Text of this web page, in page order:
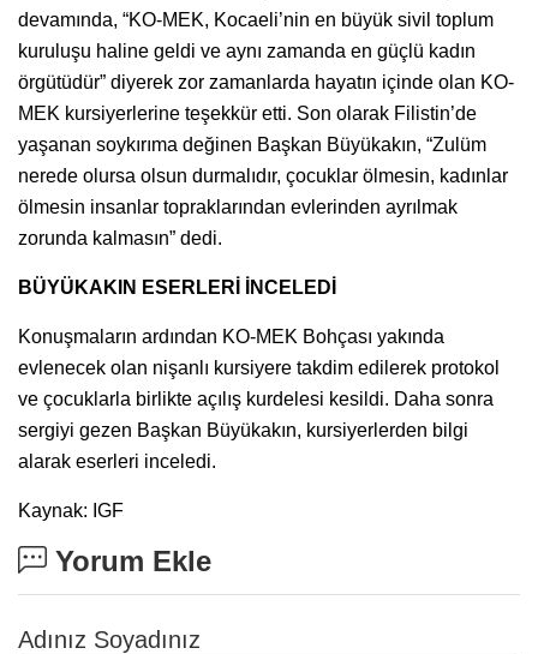
devamında, “KO-MEK, Kocaeli’nin en büyük sivil toplum
kuruluşu haline geldi ve aynı zamanda en güçlü kadın
örgütüdür” diyerek zor zamanlarda hayatın içinde olan KO-
MEK kursiyerlerine teşekkür etti. Son olarak Filistin’de
yaşanan soykırıma değinen Başkan Büyükakın, “Zulüm
nerede olursa olsun durmalıdır, çocuklar ölmesin, kadınlar
ölmesin insanlar topraklarından evlerinden ayrılmak
zorunda kalmasın” dedi.
BÜYÜKAKIN ESERLERİ İNCELEDİ
Konuşmaların ardından KO-MEK Bohçası yakında
evlenecek olan nişanlı kursiyere takdim edilerek protokol
ve çocuklarla birlikte açılış kurdelesi kesildi. Daha sonra
sergiyi gezen Başkan Büyükakın, kursiyerlerden bilgi
alarak eserleri inceledi.
Kaynak: IGF
Yorum Ekle
Adınız Soyadınız